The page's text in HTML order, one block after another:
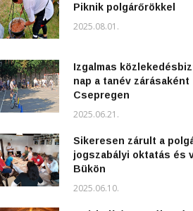
Piknik polgárőrökkel
2025.08.01.
Izgalmas
nap a tanév zárásaként
Csepregen
2025.06.21.
Sikeresen zárult a
jogszabályi oktatás és
Bükön
2025.06.10.